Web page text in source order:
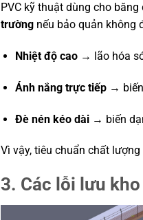
PVC kỹ thuật dùng cho
trường nếu bảo quản không
Nhiệt độ cao→ lão hóa
Ánh nắng trực tiếp→ biến
Đè nén kéo dài→ biến
Vì vậy, tiêu chuẩn chất
3. Các lỗi lưu